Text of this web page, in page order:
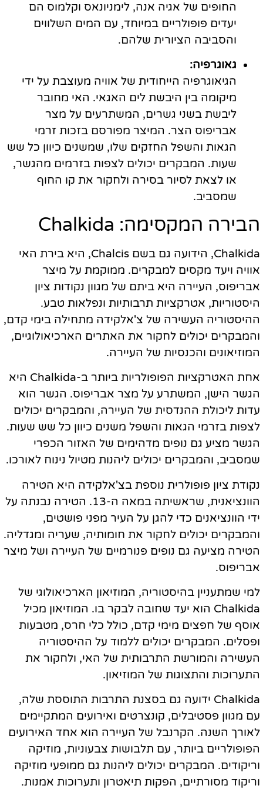
החופים של אגיה אנה, לימניונאס וקלמוס הם
יעדים פופולריים במיוחד, עם המים השלווים
והסביבה הציורית שלהם.
גאוגרפיה:
הגיאוגרפיה הייחודית של אוויה מעוצבת על ידי
מיקומה בין היבשת לים האגאי. האי מחובר
ליבשת בשני גשרים, המשתרעים על מצר
אבריפוס הצר. המיצר מפורסם בזכות זרמי
הגאות והשפל החזקים שלו, שמשנים כיוון כל שש
שעות. המבקרים יכולים לצפות בזרמים מהגשר,
או לצאת לסיור בסירה ולחקור את קו החוף
שמסביב.
הבירה המקסימה: Chalkida
Chalkida, הידועה גם בשם Chalcis, היא בירת האי
אוויה ויעד מקסים למבקרים. ממוקמת על מיצר
אבריפוס, העיירה היא ביתם של מגוון נקודות ציון
היסטוריות, אטרקציות תרבותיות ונפלאות טבע.
ההיסטוריה העשירה של צ'אלקידה מתחילה בימי קדם,
והמבקרים יכולים לחקור את האתרים הארכיאולוגיים,
המוזיאונים והכנסיות של העיירה.
אחת האטרקציות הפופולריות ביותר ב-Chalkida היא
הגשר הישן, המשתרע על מצר אבריפוס. הגשר הוא
עדות ליכולת ההנדסית של העיירה, והמבקרים יכולים
לצפות בזרמי הגאות והשפל משנים כיוון כל שש שעות.
הגשר מציע גם נופים מדהימים של האזור הכפרי
שמסביב, והמבקרים יכולים ליהנות מטיול נינוח לאורכו.
נקודת ציון פופולרית נוספת בצ'אלקידה היא הטירה
הוונציאנית, שראשיתה במאה ה-13. הטירה נבנתה על
ידי הוונציאנים כדי להגן על העיר מפני פושטים,
והמבקרים יכולים לחקור את חומותיה, שעריה ומגדליה.
הטירה מציעה גם נופים פנורמיים של העיירה ושל מיצר
אבריפוס.
למי שמתעניין בהיסטוריה, המוזיאון הארכיאולוגי של
Chalkida הוא יעד שחובה לבקר בו. המוזיאון מכיל
אוסף של חפצים מימי קדם, כולל כלי חרס, מטבעות
ופסלים. המבקרים יכולים ללמוד על ההיסטוריה
העשירה והמורשת התרבותית של האי, ולחקור את
התערוכות והתצוגות של המוזיאון.
Chalkida ידועה גם בסצנת התרבות התוססת שלה,
עם מגוון פסטיבלים, קונצרטים ואירועים המתקיימים
לאורך השנה. הקרנבל של העיירה הוא אחד האירועים
הפופולריים ביותר, עם תלבושות צבעוניות, מוזיקה
וריקודים. המבקרים יכולים ליהנות גם ממופעי מוזיקה
וריקוד מסורתיים, הפקות תיאטרון ותערוכות אמנות.